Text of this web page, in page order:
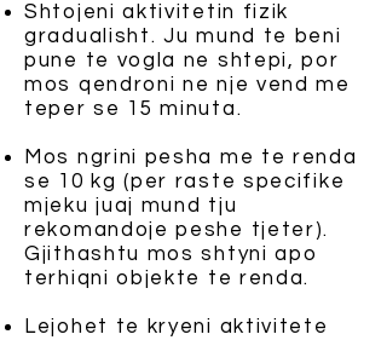
Shtojeni aktivitetin fizik
gradualisht. Ju mund te beni
pune te vogla ne shtepi, por
mos qendroni ne nje vend me
teper se 15 minuta.
Mos ngrini pesha me te renda
se 10 kg (per raste specifike
mjeku juaj mund tju
rekomandoje peshe tjeter).
Gjithashtu mos shtyni apo
terhiqni objekte te renda.
Lejohet te kryeni aktivitete